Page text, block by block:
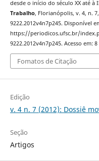
desde o início do século XX até à
Trabalho, Florianópolis, v. 4, n.
9222.2012v4n7p245. Disponível
https://periodicos.ufsc.br/
9222.2012v4n7p245. Acesso em:
Fomatos de Citação
Edição
v. 4 n. 7 (2012): Dossiê
Seção
Artigos